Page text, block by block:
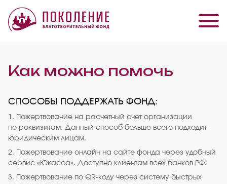
Как можно помочь
СПОСОБЫ ПОДДЕРЖАТЬ ФОНД:
1. Пожертвование на расчетный счет организации
по реквизитам. Данный способ больше всего подходит
юридическим лицам.
2. Пожертвование онлайн на сайте фонда через удобный
сервис «Юкасса». Доступно клиентам всех банков РФ.
3. Пожертвование по QR-коду через систему быстрых